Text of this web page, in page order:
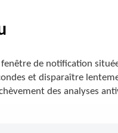
de notification
et disparaître
des analyses